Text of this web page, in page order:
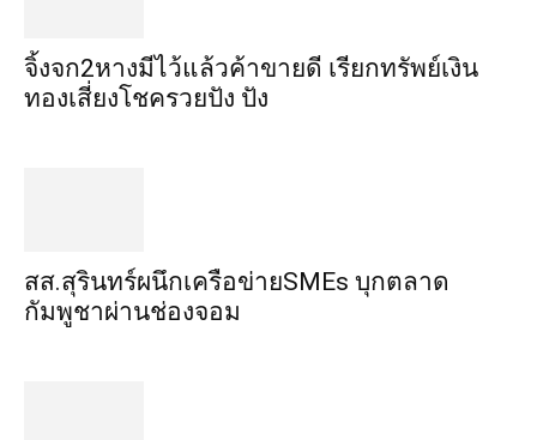
จิ้งจก​2​หาง​มีไว้แล้ว​ค้าขาย​ดี​ เรียก​ทรัพย์เงิน
ทอง​เสี่ยงโชค​รวยปัง​ ปัง​
สส.สุรินทร์ผนึกเครือข่ายSMEs บุกตลาด
กัมพูชาผ่านช่องจอม